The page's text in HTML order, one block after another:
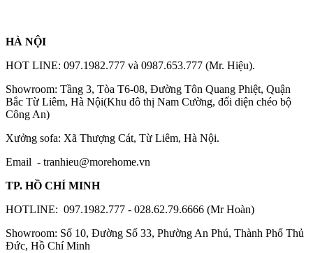
HÀ NỘI
HOT LINE: 097.1982.777 và 0987.653.777 (Mr. Hiệu).
Showroom: Tầng 3, Tòa T6-08, Đường Tôn Quang Phiệt, Quận
Bắc Từ Liêm, Hà Nội(Khu đô thị Nam Cường, đối diện chéo bộ
Công An)
Xưởng sofa: Xã Thượng Cát, Từ Liêm, Hà Nội.
Email - tranhieu@morehome.vn
TP. HỒ CHÍ MINH
HOTLINE: 097.1982.777 - 028.62.79.6666 (Mr Hoàn)
Showroom: Số 10, Đường Số 33, Phường An Phú, Thành Phố Thủ
Đức, Hồ Chí Minh